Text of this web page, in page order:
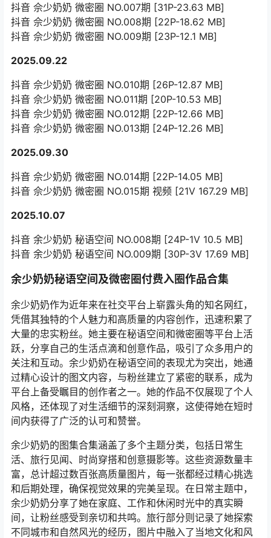
抖音 佘少奶奶 微密圈 NO.007期 [31P-23.63 MB]
抖音 佘少奶奶 微密圈 NO.008期 [22P-18.62 MB]
抖音 佘少奶奶 微密圈 NO.009期 [23P-12.1 MB]
2025.09.22
抖音 佘少奶奶 微密圈 NO.010期 [26P-12.87 MB]
抖音 佘少奶奶 微密圈 NO.011期 [20P-10.53 MB]
抖音 佘少奶奶 微密圈 NO.012期 [22P-12.66 MB]
抖音 佘少奶奶 微密圈 NO.013期 [24P-12.26 MB]
2025.09.30
抖音 佘少奶奶 微密圈 NO.014期 [22P-14.05 MB]
抖音 佘少奶奶 微密圈 NO.015期 视频 [21V 167.29 MB]
2025.10.07
抖音 余少奶奶 秘语空间 NO.008期 [24P-1V 10.5 MB]
抖音 余少奶奶 秘语空间 NO.009期 [30P-3V 17.69 MB]
余少奶奶秘语空间及微密圈付费入圈作品合集
余少奶奶作为近年来在社交平台上崭露头角的知名网红，
凭借其独特的个人魅力和高质量的内容创作，迅速积累了
大量的忠实粉丝。她主要在秘语空间和微密圈等平台上活
跃，分享自己的生活点滴和创意作品，吸引了众多用户的
关注和互动。余少奶奶在秘语空间的表现尤为突出，她通
过精心设计的图文内容，与粉丝建立了紧密的联系，成为
平台上备受瞩目的创作者之一。她的作品不仅展现了个人
风格，还体现了对生活细节的深刻洞察，这使得她在短时
间内获得了广泛的认可和赞誉。
余少奶奶的图集合集涵盖了多个主题分类，包括日常生
活、旅行见闻、时尚穿搭和创意摄影等。这些资源数量丰
富，总计超过数百张高质量图片，每一张都经过精心挑选
和后期处理，确保视觉效果的完美呈现。在日常主题中，
余少奶奶分享了她在家庭、工作和休闲时光中的真实瞬
间，让粉丝感受到亲切和共鸣。旅行部分则记录了她探索
不同城市和自然风光的经历，图片中融入了当地文化和风